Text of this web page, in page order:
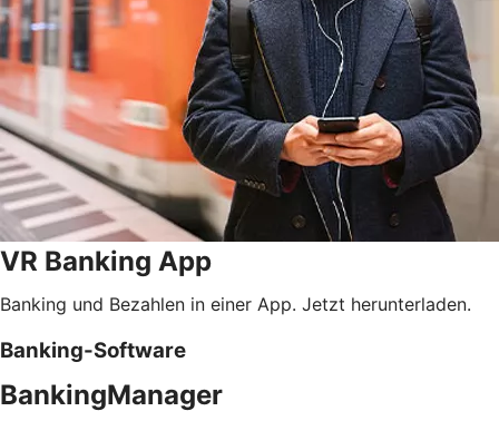
VR Banking App
Banking und Bezahlen in einer App. Jetzt herunterladen.
Banking-Software
BankingManager